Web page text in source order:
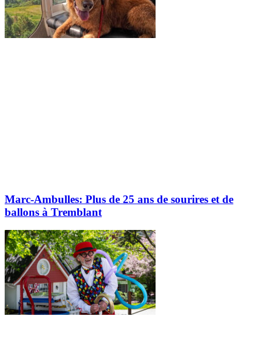
Marc-Ambulles: Plus de 25 ans de sourires et de
ballons à Tremblant